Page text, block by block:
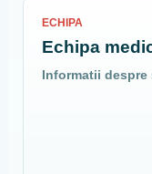
ECHIPA
Echipa
Informatii